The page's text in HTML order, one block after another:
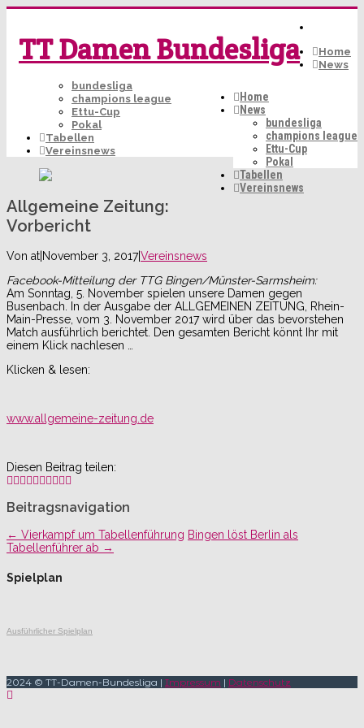
TT Damen Bundesliga
Home
News
bundesliga
champions league
Ettu-Cup
Pokal
Tabellen
Vereinsnews
Home
News
bundesliga
champions league
Ettu-Cup
Pokal
Tabellen
Vereinsnews
Allgemeine Zeitung:
Vorbericht
Von at November 3, 2017|Vereinsnews
Facebook-Mitteilung der TTG Bingen/Münster-Sarmsheim:
Am Sonntag, 5. November spielen unsere Damen gegen
Busenbach. In der Ausgabe der ALLGEMEINEN ZEITUNG, Rhein-
Main-Presse, vom 3. November 2017 wird über das bevorstehen
Match ausführlich berichtet. Den gesamten Bericht könnt Ihr mit
einem Klick nachlesen …
Klicken & lesen:
www.allgemeine-zeitung.de
Diesen Beitrag teilen:
Beitragsnavigation
← Vierkampf um Tabellenführung Bingen löst Berlin als
Tabellenführer ab →
Spielplan
Ausführlicher Spielplan
2024 © TT-Damen-Bundesliga | Impressum | Datenschutz